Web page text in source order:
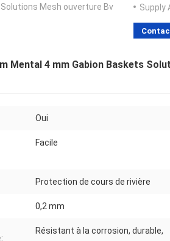
Mesh ouverture Bv
Supply
Mental 4 mm Gabion Baskets
Oui
Facile
Protection de cours de rivière
0,2 mm
Résistant à la corrosion, durable,